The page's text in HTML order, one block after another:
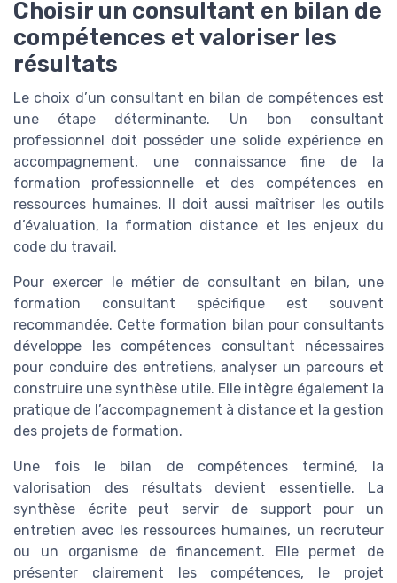
Choisir un consultant en bilan de
compétences et valoriser les
résultats
Le choix d’un consultant en bilan de compétences est
une étape déterminante. Un bon consultant
professionnel doit posséder une solide expérience en
accompagnement, une connaissance fine de la
formation professionnelle et des compétences en
ressources humaines. Il doit aussi maîtriser les outils
d’évaluation, la formation distance et les enjeux du
code du travail.
Pour exercer le métier de consultant en bilan, une
formation consultant spécifique est souvent
recommandée. Cette formation bilan pour consultants
développe les compétences consultant nécessaires
pour conduire des entretiens, analyser un parcours et
construire une synthèse utile. Elle intègre également la
pratique de l’accompagnement à distance et la gestion
des projets de formation.
Une fois le bilan de compétences terminé, la
valorisation des résultats devient essentielle. La
synthèse écrite peut servir de support pour un
entretien avec les ressources humaines, un recruteur
ou un organisme de financement. Elle permet de
présenter clairement les compétences, le projet